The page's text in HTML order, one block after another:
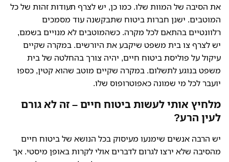
את הסיבה של המוות שלו. כמו כן, יש לצרף תעודות זהות של כל
המוטבים. ישנן חברות ביטוח שתבקשנה עוד מסמכים
רלוונטיים בהתאם לכל מקרה. כשהמוטבים לא מנויים בשמם,
יש לצרף צו בית משפט שיקבע את היורשים. במקרה שקיים
עיקול על פוליסת ביטוח חיים, יהיה צורך בהחלטה של בית
משפט בנוגע לתשלום. במקרה שקיים מוטב שהוא קטין, כספו
יועבר לכל מי שמונה כאפוטרופוס שלו.
מלחיץ אותי לעשות ביטוח חיים – זה לא גורם
לעין הרע?
יש הרבה אנשים שימנעו מעיסוק בכל הנושא של ביטוח חיים
מהסיבה שלא ירצו לגרום לדברים אולי לקרות באופן מיסטי. אך